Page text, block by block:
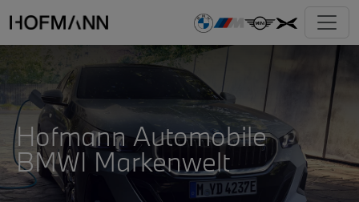
Hofmann Automobile
BMWI Markenwelt